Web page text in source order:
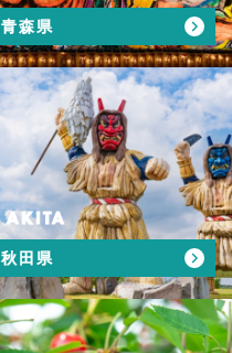
青森県
AKITA
秋田県